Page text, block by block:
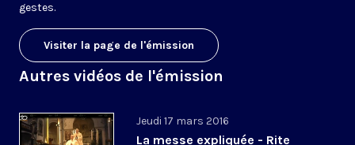
gestes.
Visiter la page de l'émission
Autres vidéos de l'émission
Jeudi 17 mars 2016
La messe expliquée - Rite